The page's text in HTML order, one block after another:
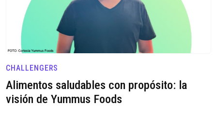
CHALLENGERS
Alimentos saludables con propósito: la
visión de Yummus Foods